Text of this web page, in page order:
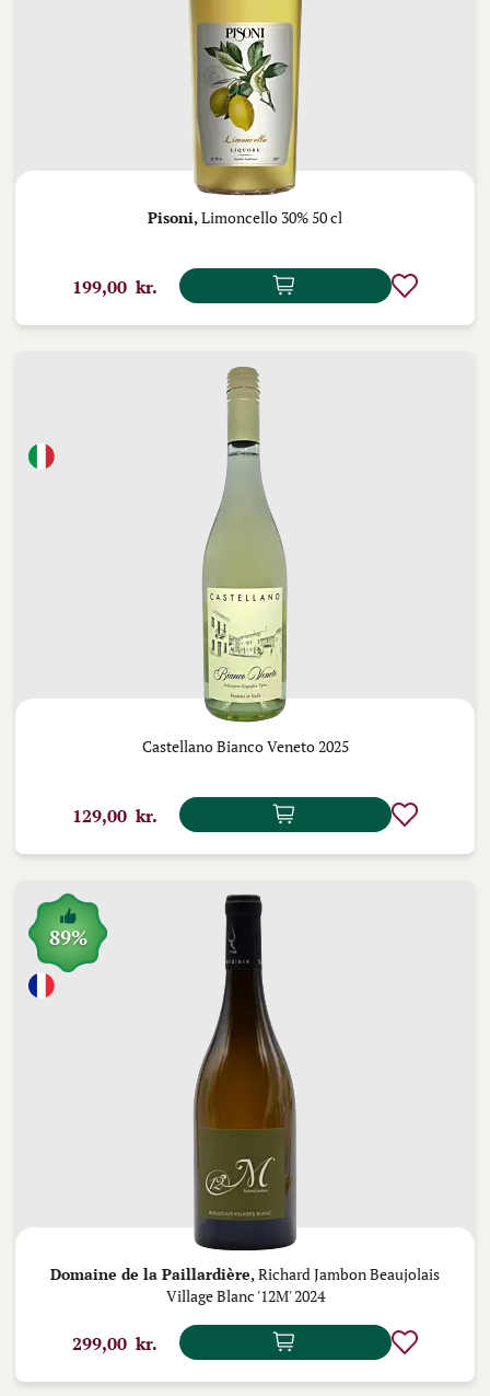
Pisoni,Limoncello 30% 50 cl
199,00 kr.
Castellano Bianco Veneto 2025
129,00 kr.
89%
Domaine de la Paillardière,Richard Jambon Beaujolais
Village Blanc '12M' 2024
299,00 kr.